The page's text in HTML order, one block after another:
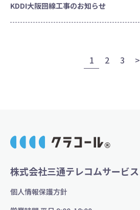
KDDI大阪回線工事のお知らせ
投
ゲ
ー
シ
ン
1 2 3 >
株式会社三通テレコムサービス
個人情報保護方針